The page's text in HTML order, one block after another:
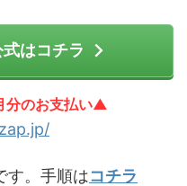
はコチラ
分のお支払い▲
す。手順はコチラ